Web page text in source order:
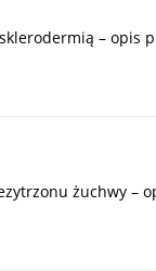
– opis
żuchwy –